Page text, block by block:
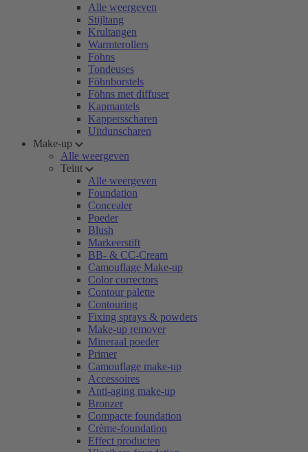
Alle weergeven
Stijltang
Krultangen
Warmterollers
Föhns
Tondeuses
Föhnborstels
Föhns met diffuser
Kapmantels
Kappersscharen
Uitdunscharen
Make-up
Alle weergeven
Teint
Alle weergeven
Foundation
Concealer
Poeder
Blush
Markeerstift
BB- & CC-Cream
Camouflage Make-up
Color correctors
Contour palette
Contouring
Fixing sprays & powders
Make-up remover
Mineraal poeder
Primer
Camouflage make-up
Accessoires
Anti-aging make-up
Bronzer
Compacte foundation
Crème-foundation
Effect producten